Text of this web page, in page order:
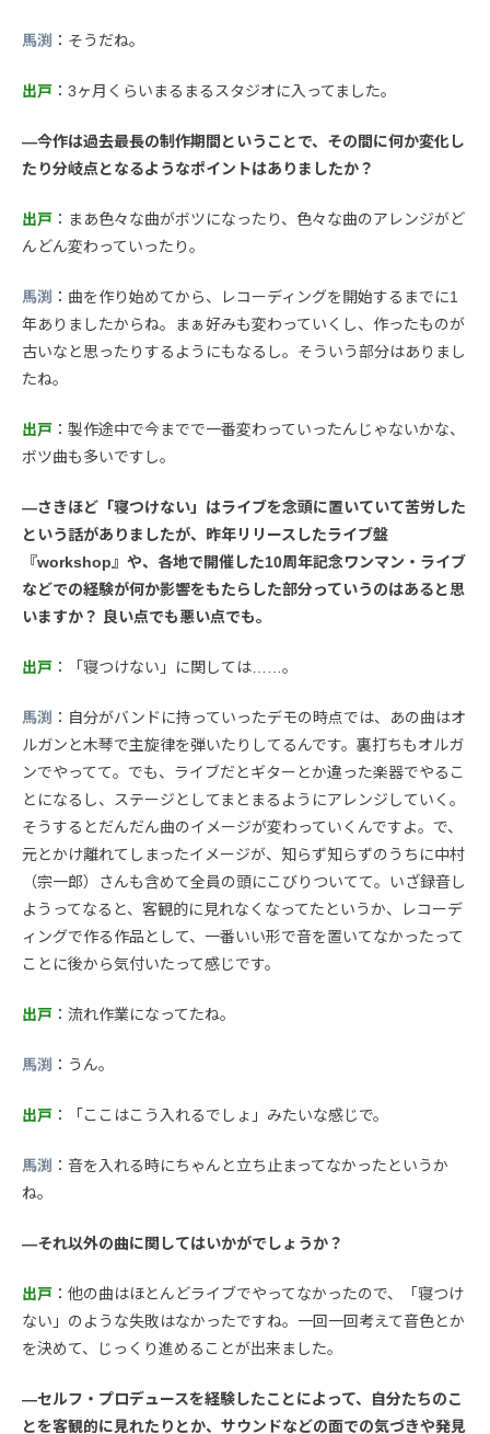
馬渕 ：そうだね。
出戸 ：3ヶ月くらいまるまるスタジオに入ってました。
—今作は過去最長の制作期間ということで、その間に何か変化し
たり分岐点となるようなポイントはありましたか？
出戸 ：まあ色々な曲がボツになったり、色々な曲のアレンジがど
んどん変わっていったり。
馬渕 ：曲を作り始めてから、レコーディングを開始するまでに1
年ありましたからね。まぁ好みも変わっていくし、作ったものが
古いなと思ったりするようにもなるし。そういう部分はありまし
たね。
出戸 ：製作途中で今までで一番変わっていったんじゃないかな、
ボツ曲も多いですし。
—さきほど「寝つけない」はライブを念頭に置いていて苦労した
という話がありましたが、昨年リリースしたライブ盤
『workshop』や、各地で開催した10周年記念ワンマン・ライブ
などでの経験が何か影響をもたらした部分っていうのはあると思
いますか？ 良い点でも悪い点でも。
出戸 ：「寝つけない」に関しては……。
馬渕 ：自分がバンドに持っていったデモの時点では、あの曲はオ
ルガンと木琴で主旋律を弾いたりしてるんです。裏打ちもオルガ
ンでやってて。でも、ライブだとギターとか違った楽器でやるこ
とになるし、ステージとしてまとまるようにアレンジしていく。
そうするとだんだん曲のイメージが変わっていくんですよ。で、
元とかけ離れてしまったイメージが、知らず知らずのうちに中村
（宗一郎）さんも含めて全員の頭にこびりついてて。いざ録音し
ようってなると、客観的に見れなくなってたというか、レコーデ
ィングで作る作品として、一番いい形で音を置いてなかったって
ことに後から気付いたって感じです。
出戸 ：流れ作業になってたね。
馬渕 ：うん。
出戸 ：「ここはこう入れるでしょ」みたいな感じで。
馬渕 ：音を入れる時にちゃんと立ち止まってなかったというか
ね。
—それ以外の曲に関してはいかがでしょうか？
出戸 ：他の曲はほとんどライブでやってなかったので、「寝つけ
ない」のような失敗はなかったですね。一回一回考えて音色とか
を決めて、じっくり進めることが出来ました。
—セルフ・プロデュースを経験したことによって、自分たちのこ
とを客観的に見れたりとか、サウンドなどの面での気づきや発見